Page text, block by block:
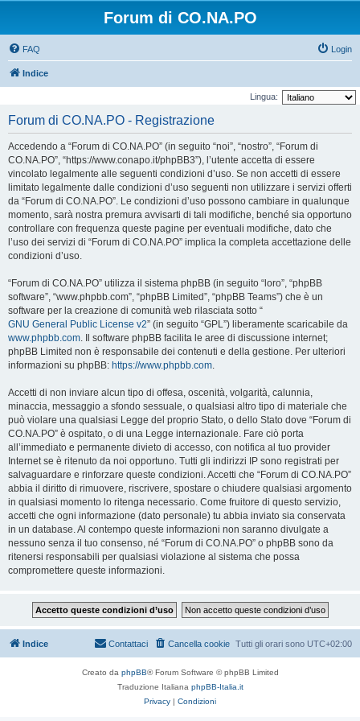
Forum di CO.NA.PO
FAQ Login
Indice
Lingua:
Forum di CO.NA.PO - Registrazione
Accedendo a “Forum di CO.NA.PO” (in seguito “noi”, “nostro”, “Forum di
CO.NA.PO”, “https://www.conapo.it/phpBB3”), l’utente accetta di essere
vincolato legalmente alle seguenti condizioni d’uso. Se non accetti di essere
limitato legalmente dalle condizioni d’uso seguenti non utilizzare i servizi offerti
da “Forum di CO.NA.PO”. Le condizioni d’uso possono cambiare in qualunque
momento, sarà nostra premura avvisarti di tali modifiche, benché sia opportuno
controllare con frequenza queste pagine per eventuali modifiche, dato che
l’uso dei servizi di “Forum di CO.NA.PO” implica la completa accettazione delle
condizioni d’uso.
“Forum di CO.NA.PO” utilizza il sistema phpBB (in seguito “loro”, “phpBB
software”, “www.phpbb.com”, “phpBB Limited”, “phpBB Teams”) che è un
software per la creazione di comunità web rilasciata sotto “
GNU General Public License v2” (in seguito “GPL”) liberamente scaricabile da
www.phpbb.com. Il software phpBB facilita le aree di discussione internet;
phpBB Limited non è responsabile dei contenuti e della gestione. Per ulteriori
informazioni su phpBB: https://www.phpbb.com.
Accetti di non inviare alcun tipo di offesa, oscenità, volgarità, calunnia,
minaccia, messaggio a sfondo sessuale, o qualsiasi altro tipo di materiale che
può violare una qualsiasi Legge del proprio Stato, o dello Stato dove “Forum di
CO.NA.PO” è ospitato, o di una Legge internazionale. Fare ciò porta
all’immediato e permanente divieto di accesso, con notifica al tuo provider
Internet se è ritenuto da noi opportuno. Tutti gli indirizzi IP sono registrati per
salvaguardare e rinforzare queste condizioni. Accetti che “Forum di CO.NA.PO”
abbia il diritto di rimuovere, riscrivere, spostare o chiudere qualsiasi argomento
in qualsiasi momento lo ritenga necessario. Come fruitore di questo servizio,
accetti che ogni informazione (dato personale) tu abbia inviato sia conservata
in un database. Al contempo queste informazioni non saranno divulgate a
nessuno senza il tuo consenso, né “Forum di CO.NA.PO” o phpBB sono da
ritenersi responsabili per qualsiasi violazione al sistema che possa
compromettere queste informazioni.
Indice Tutti gli orari sono UTC+02:00
Cancella cookie
Contattaci
Creato da phpBB® Forum Software © phpBB Limited
Traduzione Italiana phpBB-Italia.it
Privacy | Condizioni